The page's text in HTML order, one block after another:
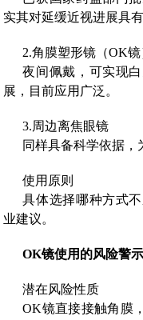
实其对延缓近视进展具
2.角膜塑形镜（OK镜
夜间佩戴，可实现
展，目前应用广泛。
3.周边离焦眼镜
同样具备科学依据，
使用原则
具体选择哪种方式
业建议。
OK镜使用的风险警示
潜在风险性质
OK镜直接接触角膜